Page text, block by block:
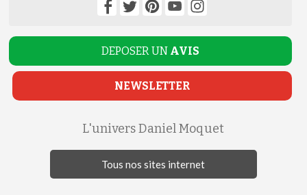
DEPOSER UN AVIS
NEWSLETTER
L'univers Daniel Moquet
Tous nos sites internet